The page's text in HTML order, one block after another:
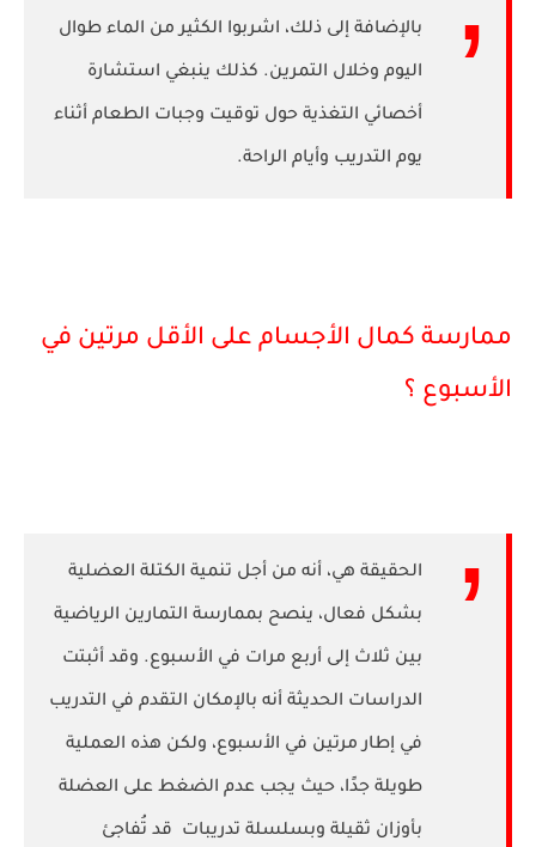
بالإضافة إلى ذلك، اشربوا الكثير من الماء طوال
اليوم وخلال التمرين. كذلك ينبغي استشارة
أخصائي التغذية حول توقيت وجبات الطعام أثناء
يوم التدريب وأيام الراحة.
ممارسة كمال الأجسام على الأقل مرتين في
الأسبوع ؟
الحقيقة هي، أنه من أجل تنمية الكتلة العضلية
بشكل فعال، ينصح بممارسة التمارين الرياضية
بين ثلاث إلى أربع مرات في الأسبوع. وقد أثبتت
الدراسات الحديثة أنه بالإمكان التقدم في التدريب
في إطار مرتين في الأسبوع، ولكن هذه العملية
طويلة جدًا، حيث يجب عدم الضغط على العضلة
بأوزان ثقيلة وبسلسلة تدريبات قد تُفاجئ